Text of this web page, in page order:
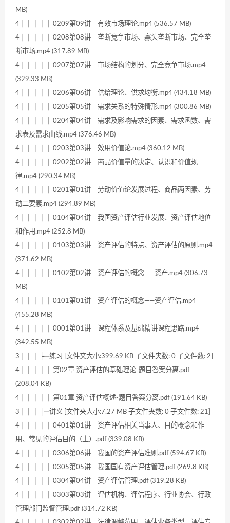
MB)
4│ │ │ │ │ 0209第09讲 有效市场理论.mp4 (536.57 MB)
4│ │ │ │ │ 0208第08讲 垄断竞争市场、寡头垄断市场、完全垄
断市场.mp4 (317.89 MB)
4│ │ │ │ │ 0207第07讲 市场结构的划分、完全竞争市场.mp4
(329.33 MB)
4│ │ │ │ │ 0206第06讲 供给理论、供求均衡.mp4 (434.18 MB)
4│ │ │ │ │ 0205第05讲 需求关系的特殊情形.mp4 (300.86 MB)
4│ │ │ │ │ 0204第04讲 需求及影响需求的因素、需求函数、需
求表及需求曲线.mp4 (376.46 MB)
4│ │ │ │ │ 0203第03讲 效用价值论.mp4 (360.12 MB)
4│ │ │ │ │ 0202第02讲 商品价值量的决定、认识和价值规
律.mp4 (290.34 MB)
4│ │ │ │ │ 0201第01讲 劳动价值论发展过程、商品两因素、劳
动二要素.mp4 (294.89 MB)
4│ │ │ │ │ 0104第04讲 我国资产评估行业发展、资产评估地位
和作用.mp4 (252.8 MB)
4│ │ │ │ │ 0103第03讲 资产评估的特点、资产评估的原则.mp4
(371.62 MB)
4│ │ │ │ │ 0102第02讲 资产评估的概念——资产.mp4 (306.73
MB)
4│ │ │ │ │ 0101第01讲 资产评估的概念——资产评估.mp4
(455.28 MB)
4│ │ │ │ │ 0001第01讲 课程体系及基础精讲课程思路.mp4
(342.55 MB)
3│ │ │ ├─练习 [文件夹大小:399.69 KB 子文件夹数: 0 子文件数: 2]
4│ │ │ │ │ 第02章 资产评估的基础理论-题目答案分离.pdf
(208.04 KB)
4│ │ │ │ │ 第01章 资产评估概述-题目答案分离.pdf (191.64 KB)
3│ │ │ ├─讲义 [文件夹大小:7.27 MB 子文件夹数: 0 子文件数: 21]
4│ │ │ │ │ 0401第01讲 资产评估相关当事人、目的概念和作
用、常见的评估目的（上）.pdf (339.08 KB)
4│ │ │ │ │ 0306第06讲 我国的资产评估准则.pdf (594.67 KB)
4│ │ │ │ │ 0305第05讲 我国国有资产评估管理.pdf (269.8 KB)
4│ │ │ │ │ 0304第04讲 资产评估管理.pdf (319.28 KB)
4│ │ │ │ │ 0303第03讲 评估机构、评估程序、行业协会、行政
管理部门监督管理.pdf (314.72 KB)